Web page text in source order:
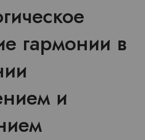
гармонии в
и